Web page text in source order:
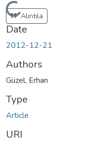
Loading...
Alıntıla
Date
2012-12-21
Authors
Güzel, Erhan
Type
Article
URI